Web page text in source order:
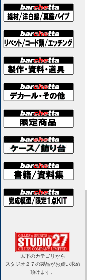
以下のカテゴリから
スタジオ２７の製品がお買い求め
頂けます。